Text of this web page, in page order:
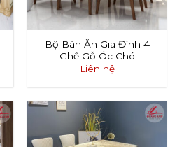
Bộ Bàn Ăn Gia Đình 4
Ghế Gỗ Óc Chó
Liên hệ